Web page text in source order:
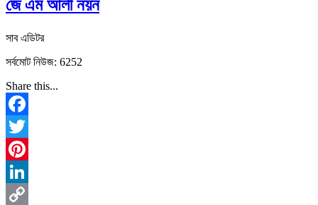
জে এম আলী নয়ন
সাব এডিটর
সর্বমোট নিউজ: 6252
Share this...
Facebook
Twitter
Pinterest
LinkedIn